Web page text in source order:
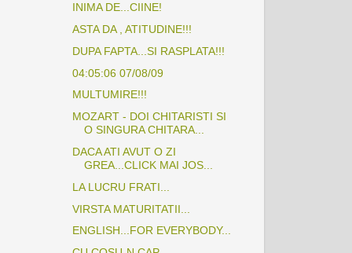
INIMA DE...CIINE!
ASTA DA , ATITUDINE!!!
DUPA FAPTA...SI RASPLATA!!!
04:05:06 07/08/09
MULTUMIRE!!!
MOZART - DOI CHITARISTI SI
O SINGURA CHITARA...
DACA ATI AVUT O ZI
GREA...CLICK MAI JOS...
LA LUCRU FRATI...
VIRSTA MATURITATII...
ENGLISH...FOR EVERYBODY...